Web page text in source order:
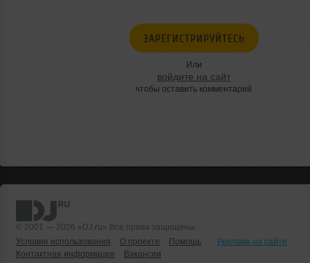
ЗАРЕГИСТРИРУЙТЕСЬ
Или
войдите на сайт
чтобы оставить комментарий
© 2001 — 2026 «DJ.ru» Все права защищены.
Условия использования
О проекте Помощь
Реклама на сайте
Контактная информация
Вакансии